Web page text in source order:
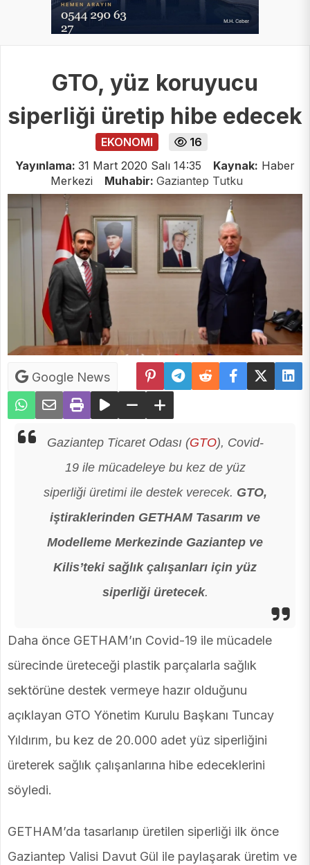
GTO, yüz koruyucu
siperliği üretip hibe edecek
EKONOMI
16
Yayınlama: 31 Mart 2020 Salı 14:35 Kaynak: Haber
Merkezi
Muhabir: Gaziantep Tutku
Google News
Gaziantep Ticaret Odası (GTO), Covid-
19 ile mücadeleye bu kez de yüz
siperliği üretimi ile destek verecek. GTO,
iştiraklerinden GETHAM Tasarım ve
Modelleme Merkezinde Gaziantep ve
Kilis’teki sağlık çalışanları için yüz
siperliği üretecek.
Daha önce GETHAM’ın Covid-19 ile mücadele
sürecinde üreteceği plastik parçalarla sağlık
sektörüne destek vermeye hazır olduğunu
açıklayan GTO Yönetim Kurulu Başkanı Tuncay
Yıldırım, bu kez de 20.000 adet yüz siperliğini
üreterek sağlık çalışanlarına hibe edeceklerini
söyledi.
GETHAM’da tasarlanıp üretilen siperliği ilk önce
Gaziantep Valisi Davut Gül ile paylaşarak üretim ve